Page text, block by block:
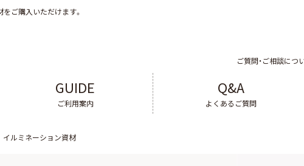
をご購入いただけます。
ご質問・ご相談につ
GUIDE
ご利用案内
Q&A
よくあるご質問
ルミネーション資材